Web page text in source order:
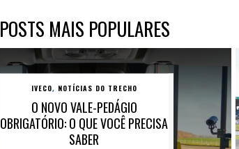
POSTS MAIS POPULARES
IVECO, NOTÍCIAS DO TRECHO
O NOVO VALE-PEDÁGIO
OBRIGATÓRIO: O QUE VOCÊ PRECISA
SABER